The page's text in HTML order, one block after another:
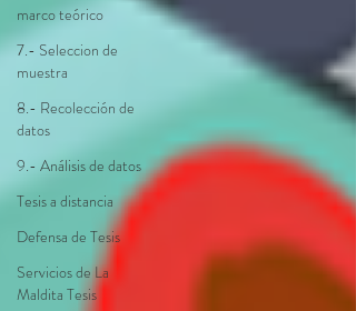
marco teórico
7.- Seleccion de
muestra
8.- Recolección de
datos
9.- Análisis de datos
Tesis a distancia
Defensa de Tesis
Servicios de La
Maldita Tesis